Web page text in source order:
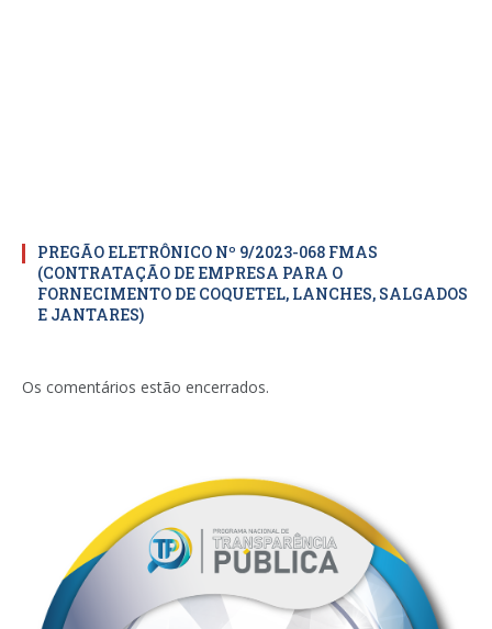
PREGÃO ELETRÔNICO Nº 9/2023-068 FMAS
(CONTRATAÇÃO DE EMPRESA PARA O
FORNECIMENTO DE COQUETEL, LANCHES, SALGADOS
E JANTARES)
Os comentários estão encerrados.